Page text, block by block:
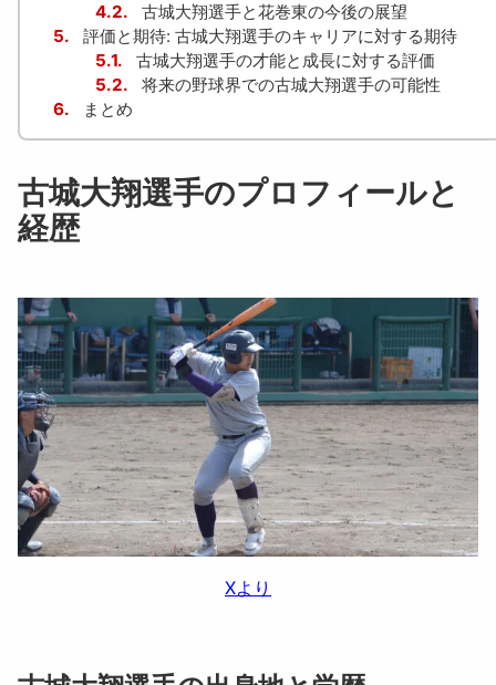
4.2.
古城大翔選手と花巻東の今後の展望
5.
評価と期待: 古城大翔選手のキャリアに対する期待
5.1.
古城大翔選手の才能と成長に対する評価
5.2.
将来の野球界での古城大翔選手の可能性
6.
まとめ
古城大翔選手のプロフィールと
経歴
Xより